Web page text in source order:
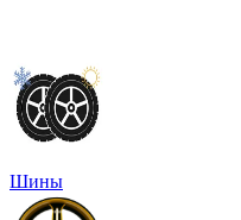
Шины